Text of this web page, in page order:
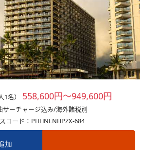
名） 558,600円～949,600円
ーチャージ込み/海外諸税別
コード：PHHNLNHPZX-684
加